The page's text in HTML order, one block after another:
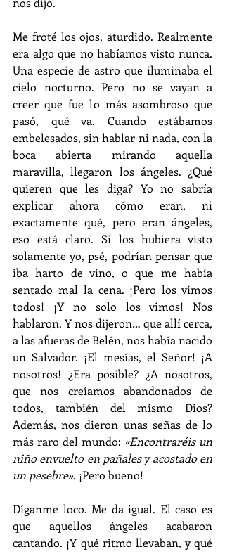
Me froté los ojos, aturdido. Realmente
era algo que no habíamos visto nunca.
Una especie de astro que iluminaba el
cielo nocturno. Pero no se vayan a
creer que fue lo más asombroso que
pasó, qué va. Cuando estábamos
embelesados, sin hablar ni nada, con la
boca abierta mirando aquella
maravilla, llegaron los ángeles. ¿Qué
quieren que les diga? Yo no sabría
explicar ahora cómo eran, ni
exactamente qué, pero eran ángeles,
eso está claro. Si los hubiera visto
solamente yo, psé, podrían pensar que
iba harto de vino, o que me había
sentado mal la cena. ¡Pero los vimos
todos! ¡Y no solo los vimos! Nos
hablaron. Y nos dijeron… que allí cerca,
a las afueras de Belén, nos había nacido
un Salvador. ¡El mesías, el Señor! ¡A
nosotros! ¿Era posible? ¿A nosotros,
que nos creíamos abandonados de
todos, también del mismo Dios?
Además, nos dieron unas señas de lo
más raro del mundo: «Encontraréis un
niño envuelto en pañales y acostado en
un pesebre». ¡Pero bueno!
Díganme loco. Me da igual. El caso es
que aquellos ángeles acabaron
cantando. ¡Y qué ritmo llevaban, y qué